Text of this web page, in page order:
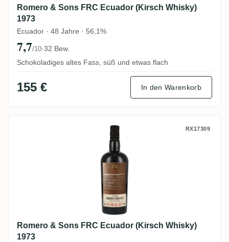
Romero & Sons FRC Ecuador (Kirsch Whisky)
1973
Ecuador · 48 Jahre · 56,1%
7,7/10·32 Bew.
Schokoladiges altes Fass, süß und etwas flach
155 € In den Warenkorb
Romero & Sons FRC Ecuador (Kirsch
RX17309
Romero & Sons FRC Ecuador (Kirsch Whisky)
1973